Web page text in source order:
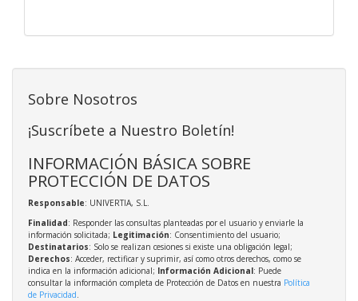
Sobre Nosotros
¡Suscríbete a Nuestro Boletín!
INFORMACIÓN BÁSICA SOBRE
PROTECCIÓN DE DATOS
Responsable: UNIVERTIA, S.L.
Finalidad: Responder las consultas planteadas por el usuario y enviarle la
información solicitada; Legitimación: Consentimiento del usuario;
Destinatarios: Solo se realizan cesiones si existe una obligación legal;
Derechos: Acceder, rectificar y suprimir, así como otros derechos, como se
indica en la información adicional; Información Adicional: Puede
consultar la información completa de Protección de Datos en nuestra Política
de Privacidad